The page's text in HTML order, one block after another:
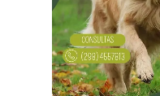
por lo que fueron
Posteriormente,
realizó las diligencias